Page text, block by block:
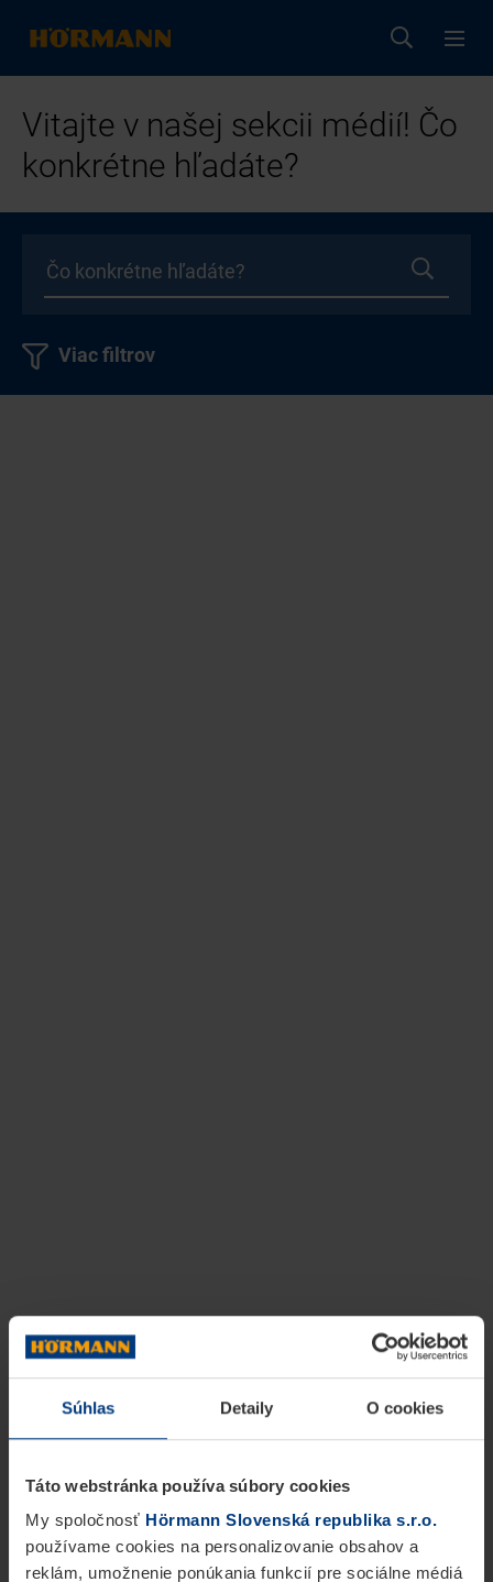
Súhlas Detaily O cookies
Táto webstránka používa súbory cookies
My spoločnosť Hörmann Slovenská republika s.r.o.
používame cookies na personalizovanie obsahov a
reklám, umožnenie ponúkania funkcií pre sociálne médiá
Vitajte v našej sekcii médií! Čo
konkrétne hľadáte?
Viac filtrov